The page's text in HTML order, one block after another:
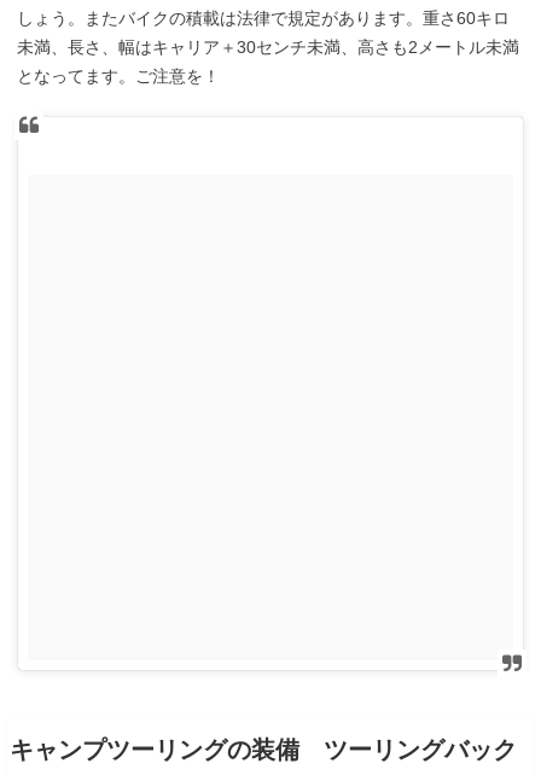
しょう。またバイクの積載は法律で規定があります。重さ60キロ
未満、長さ、幅はキャリア＋30センチ未満、高さも2メートル未満
となってます。ご注意を！
キャンプツーリングの装備 ツーリングバック